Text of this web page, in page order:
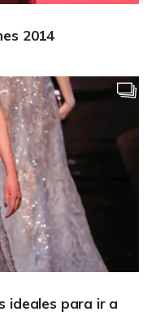
2014
ideales para ir a